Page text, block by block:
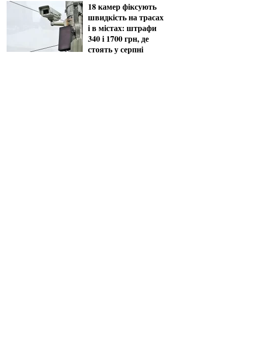
18 камер фіксують
швидкість на трасах
і в містах: штрафи
340 і 1700 грн, де
стоять у серпні